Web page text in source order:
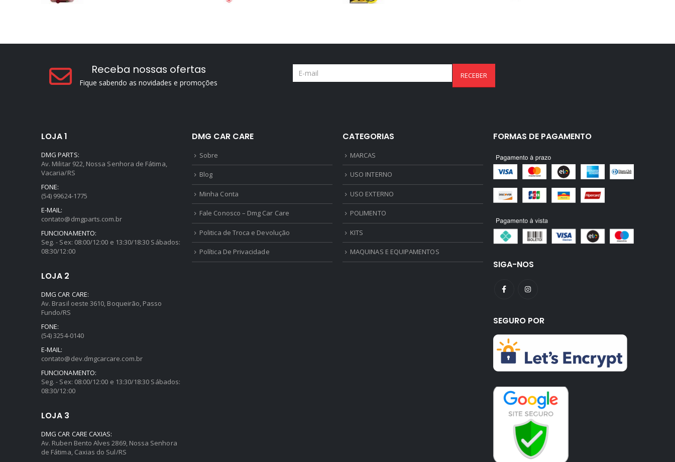
Receba nossas ofertas
Fique sabendo as novidades e promoções
LOJA 1
DMG PARTS:
Av. Militar 922, Nossa Senhora de Fátima,
Vacaria/RS
FONE:
(54) 99624-1775
E-MAIL:
contato@dmgparts.com.br
FUNCIONAMENTO:
Seg. - Sex: 08:00/12:00 e 13:30/18:30 Sábados:
08:30/12:00
LOJA 2
DMG CAR CARE:
Av. Brasil oeste 3610, Boqueirão, Passo
Fundo/RS
FONE:
(54) 3254-0140
E-MAIL:
contato@dev.dmgcarcare.com.br
FUNCIONAMENTO:
Seg. - Sex: 08:00/12:00 e 13:30/18:30 Sábados:
08:30/12:00
LOJA 3
DMG CAR CARE CAXIAS:
Av. Ruben Bento Alves 2869, Nossa Senhora
de Fátima, Caxias do Sul/RS
DMG CAR CARE
Sobre
Blog
Minha Conta
Fale Conosco – Dmg Car Care
Politica de Troca e Devolução
Política De Privacidade
CATEGORIAS
MARCAS
USO INTERNO
USO EXTERNO
POLIMENTO
KITS
MAQUINAS E EQUIPAMENTOS
FORMAS DE PAGAMENTO
SIGA-NOS
SEGURO POR